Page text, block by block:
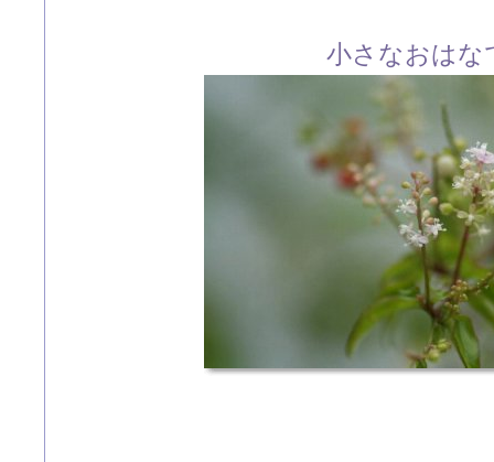
小さなおはな